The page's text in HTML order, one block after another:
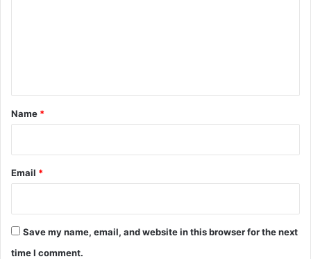
*
Name *
Email *
Save my name, email, and website in this browser for the next
time I comment.